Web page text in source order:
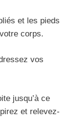
et les pieds
corps.
vos
jusqu’à ce
et relevez-